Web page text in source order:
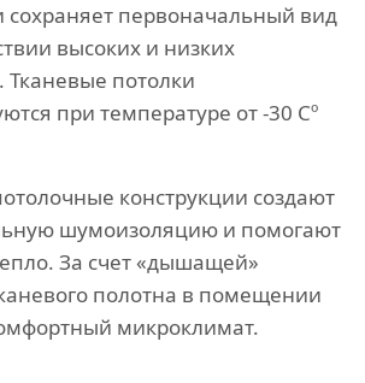
сохраняет первоначальный вид
высоких и низких
Тканевые потолки
при температуре от -30 Сº
конструкции создают
шумоизоляцию и помогают
За счет «дышащей»
полотна в помещении
микроклимат.